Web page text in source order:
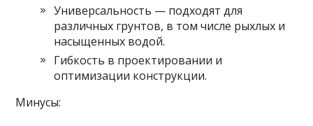
Универсальность — подходят для
различных грунтов, в том числе рыхлых и
насыщенных водой.
Гибкость в проектировании и
оптимизации конструкции.
Минусы: